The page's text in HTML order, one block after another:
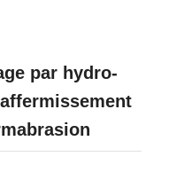
par hydro-